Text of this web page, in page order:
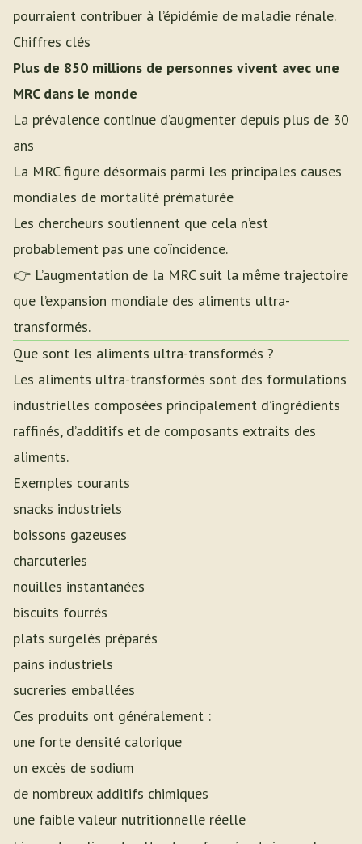
pourraient contribuer à l’épidémie de maladie rénale.
Chiffres clés
Plus de 850 millions de personnes vivent avec une
MRC dans le monde
La prévalence continue d’augmenter depuis plus de 30
ans
La MRC figure désormais parmi les principales causes
mondiales de mortalité prématurée
Les chercheurs soutiennent que cela n’est
probablement pas une coïncidence.
👉 L’augmentation de la MRC suit la même trajectoire
que l’expansion mondiale des aliments ultra-
transformés.
Que sont les aliments ultra-transformés ?
Les aliments ultra-transformés sont des formulations
industrielles composées principalement d’ingrédients
raffinés, d’additifs et de composants extraits des
aliments.
Exemples courants
snacks industriels
boissons gazeuses
charcuteries
nouilles instantanées
biscuits fourrés
plats surgelés préparés
pains industriels
sucreries emballées
Ces produits ont généralement :
une forte densité calorique
un excès de sodium
de nombreux additifs chimiques
une faible valeur nutritionnelle réelle